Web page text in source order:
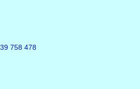
758 478